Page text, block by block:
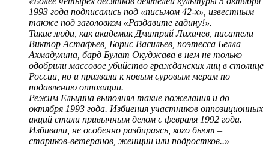
1993 года подписались под «письмом 42-х», известным
также под заголовком «Раздавите гадину!».
Такие люди, как академик Дмитрий Лихачев, писатели
Виктор Астафьев, Борис Васильев, поэтесса Белла
Ахмадулина, бард Булат Окуджава в нем не только
одобрили массовое убийство гражданских лиц в столице
России, но и призвали к новым суровым мерам по
подавлению оппозиции.
Режим Ельцина выполнял такие пожелания и до
октября 1993 года. Избиения участников оппозиционных
акций стали привычным делом с февраля 1992 года.
Избивали, не особенно разбираясь, кого бьют –
стариков-ветеранов, женщин или подростков..»